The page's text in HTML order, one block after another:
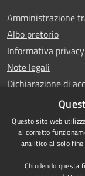
Amministrazione
Albo pretorio
Informativa privacy
Note legali
Dichiarazione di
Whistleblowing
Questo sito web
al corretto
analitico al solo
Chiudendo questa